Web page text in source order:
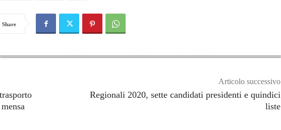
Share
Articolo successivo
Regionali 2020, sette candidati presidenti e quindici
liste